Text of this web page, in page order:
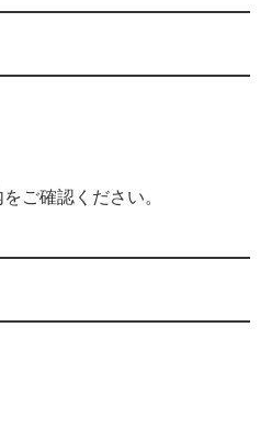
ご確認ください。